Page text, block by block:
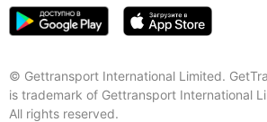
© Gettransport International Limited.
is trademark of Gettransport International
All rights reserved.